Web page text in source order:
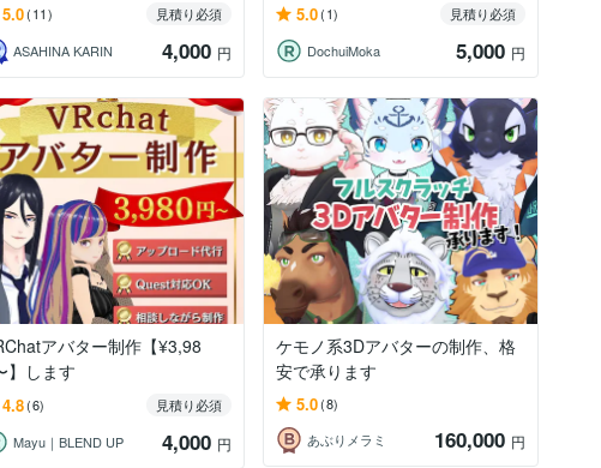
5.0(11)
見積り必須
ASAHINA KARIN
4,000 円
5.0(1)
見積り必須
DochuiMoka
5,000 円
アバター制作【¥3,98
】します
4.8(6)
見積り必須
Mayu｜BLEND UP
4,000 円
ケモノ系3Dアバターの制作、格
安で承ります
5.0(8)
あぶりメラミ
160,000 円